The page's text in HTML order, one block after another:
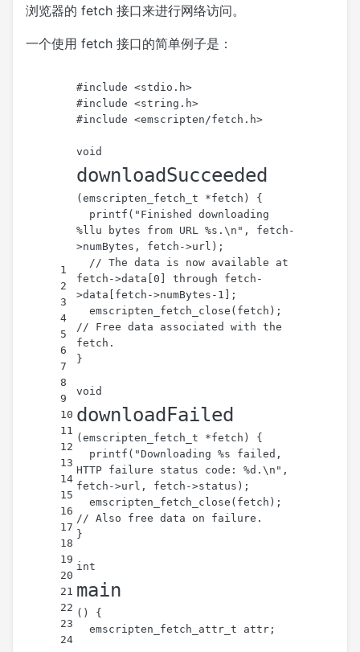
浏览器的 fetch 接口来进行网络访问。
一个使用 fetch 接口的简单例子是：
1
2
3
4
5
6
7
8
9
10
11
12
13
14
15
16
17
18
19
20
21
22
23
24
#include <stdio.h>
#include <string.h>
#include <emscripten/fetch.h>
void
downloadSucceeded
( emscripten_fetch_t *fetch)
{
printf ( "Finished downloading
%llu bytes from URL %s.\n" , fetch-
>numBytes, fetch->url);
// The data is now available at
fetch->data[0] through fetch-
>data[fetch->numBytes-1];
emscripten_fetch_close
// Free data associated with the
fetch.
}
void
downloadFailed
( emscripten_fetch_t *fetch)
{
printf ( "Downloading %s failed,
HTTP failure status code: %d.\n" ,
fetch->url, fetch->status);
emscripten_fetch_close
// Also free data on failure.
}
int
main
()
{
emscripten_fetch_attr_t attr;